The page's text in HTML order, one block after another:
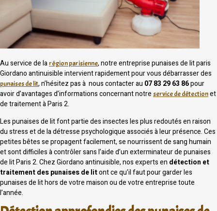
Au service de larégion parisienne, notre entreprise punaises de lit paris
Giordano antinuisible intervient rapidement pour vous débarrasser des
punaises de lit, n’hésitez pas à nous contacter au 07 83 29 63 86pour
avoir d’avantages d’informations concernant notre service de détectionet
de traitement à Paris 2.
Les punaises de lit font partie des insectes les plus redoutés en raison
du stress et de la détresse psychologique associés à leur présence. Ces
petites bêtes se propagent facilement, se nourrissent de sang humain
et sont difficiles à contrôler sans l’aide d’un exterminateur de punaises
de lit Paris 2. Chez Giordano antinuisible, nos experts en détection et
traitement des punaises de litont ce qu’il faut pour garder les
punaises de lit hors de votre maison ou de votre entreprise toute
l’année.